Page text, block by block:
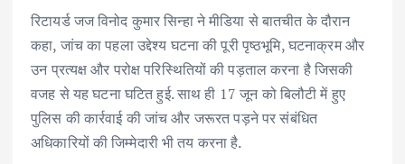
रिटायर्ड जज विनोद कुमार सिन्हा ने मीडिया से बातचीत के दौरान
कहा, जांच का पहला उद्देश्य घटना की पूरी पृष्ठभूमि, घटनाक्रम और
उन प्रत्यक्ष और परोक्ष परिस्थितियों की पड़ताल करना है जिसकी
वजह से यह घटना घटित हुई. साथ ही 17 जून को बिलौटी में हुए
पुलिस की कार्रवाई की जांच और जरूरत पड़ने पर संबंधित
अधिकारियों की जिम्मेदारी भी तय करना है.